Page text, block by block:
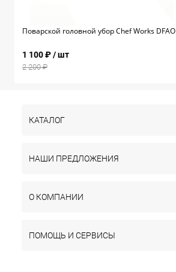
Поварской головной убор Chef Works DFAO
1 100 ₽/ шт
2 200 ₽
КАТАЛОГ
НАШИ ПРЕДЛОЖЕНИЯ
О КОМПАНИИ
ПОМОЩЬ И СЕРВИСЫ